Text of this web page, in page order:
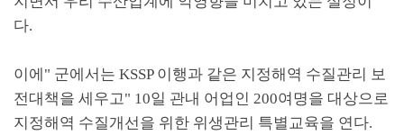
다.
이에" 군에서는 KSSP 이행과 같은 지정해역 수질관리 보
전대책을 세우고" 10일 관내 어업인 200여명을 대상으로
지정해역 수질개선을 위한 위생관리 특별교육을 연다.